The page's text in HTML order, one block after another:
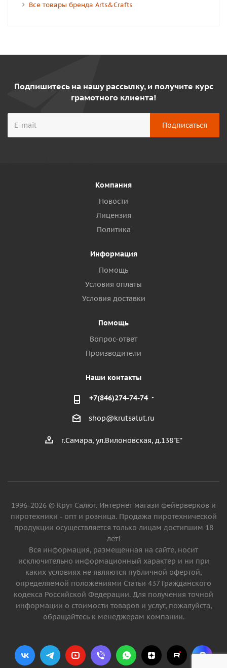
Все товары бренда Arts&Crafts
Подпишитесь на нашу рассылку, и получите курс
грамотного клиента!
Компания
Новости
Лицензия
Политика
Информация
Помощь
Условия оплаты
Условия доставки
Помощь
Вопрос-ответ
Производители
Наши контакты
+7(846)274-74-74
shop@krutsalut.ru
г.Самара, ул.Вилоновская, д.138"Е"
1996-2026 © Крут Салют. Интернет магази фейерверков и
пиротехники - опт и розница. Продажа пиротехнической
продукции осуществляется только лицам достигшим 18
лет!
Вся информация, размещенная на сайте, носит
исключительно информационный характер и ни при
каких условиях не являются публичной офертой,
определяемой положениями Статьи 437 Гражданского
кодекса Российской Федерации. Для получения точной
информации о стоимости товаров и услуг, пожалуйста,
обращайтесь к менеджерам компании.